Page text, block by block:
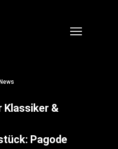
Klassiker &
Pagode